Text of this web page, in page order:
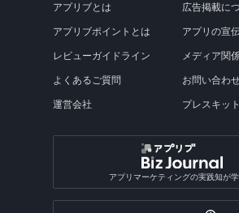
アプリブとは
アプリブポイントとは
レビューガイドライン
よくあるご質問
運営会社
広告掲載に
アプリの宣
メディア関
お問い合わ
プレスキット
アプリマーケティングの実践知が